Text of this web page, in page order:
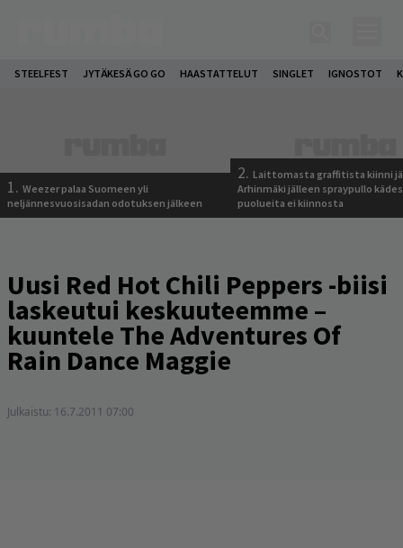
STEELFEST JYTÄKESÄ GO GO HAASTATTELUT SINGLET IGNOSTOT
1. Weezer palaa Suomeen yli
neljännesvuosisadan odotuksen jälkeen
2. Laittomasta graffitista kiinni
Arhinmäki jälleen spraypullo
puolueita ei kiinnosta
Uusi Red Hot Chili Peppers -biisi
laskeutui keskuuteemme –
kuuntele The Adventures Of
Rain Dance Maggie
Julkaistu: 16.7.2011 07:00